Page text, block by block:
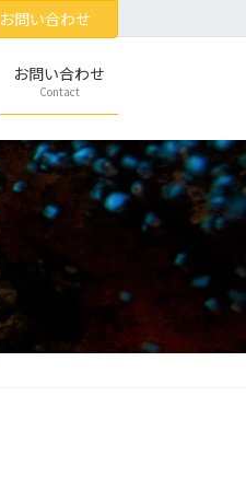
お問い合わせ
お問い合わせ
Contact